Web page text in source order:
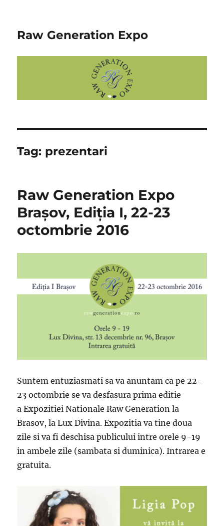
Raw Generation Expo
Tag: prezentari
Raw Generation Expo
Brașov, Ediția I, 22-23
octombrie 2016
Suntem entuziasmati sa va anuntam ca pe 22-
23 octombrie se va desfasura prima editie
a Expozitiei Nationale Raw Generation la
Brasov, la Lux Divina. Expozitia va tine doua
zile si va fi deschisa publicului intre orele 9-19
in ambele zile (sambata si duminica). Intrarea e
gratuita.